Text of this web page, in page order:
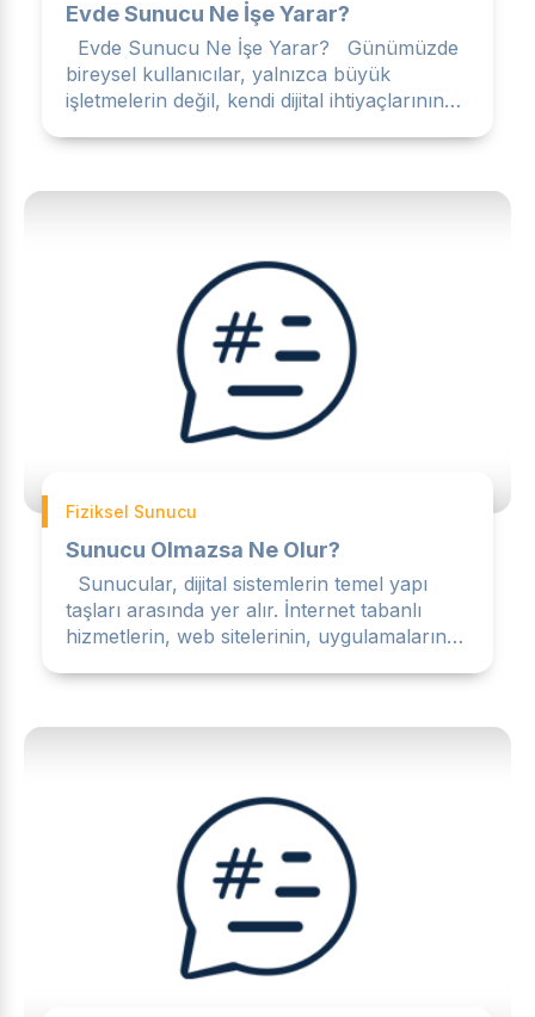
Evde Sunucu Ne İşe Yarar?
Evde Sunucu Ne İşe Yarar? Günümüzde
bireysel kullanıcılar, yalnızca büyük
işletmelerin değil, kendi dijital ihtiyaçlarının
Fiziksel Sunucu
Sunucu Olmazsa Ne Olur?
Sunucular, dijital sistemlerin temel yapı
taşları arasında yer alır. İnternet tabanlı
hizmetlerin, web sitelerinin, uygulamaların